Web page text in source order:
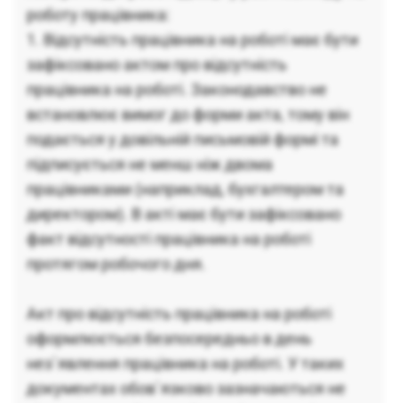
роботу працівника:
1. Відсутність працівника на роботі має бути
зафіксовано актом про відсутність
працівника на роботі. Законодавство не
встановлює вимог до форми акта, тому він
подається у довільній письмовій формі та
підписується не менш ніж двома
працівниками (наприклад, бухгалтером та
директором). В акті має бути зафіксовано
факт відсутності працівника на роботі
протягом робочого дня.
Акт про відсутність працівника на роботі
оформлюється безпосередньо в день
нез`явлення працівника на роботі. У таких
документах обов`язково зазначаються не